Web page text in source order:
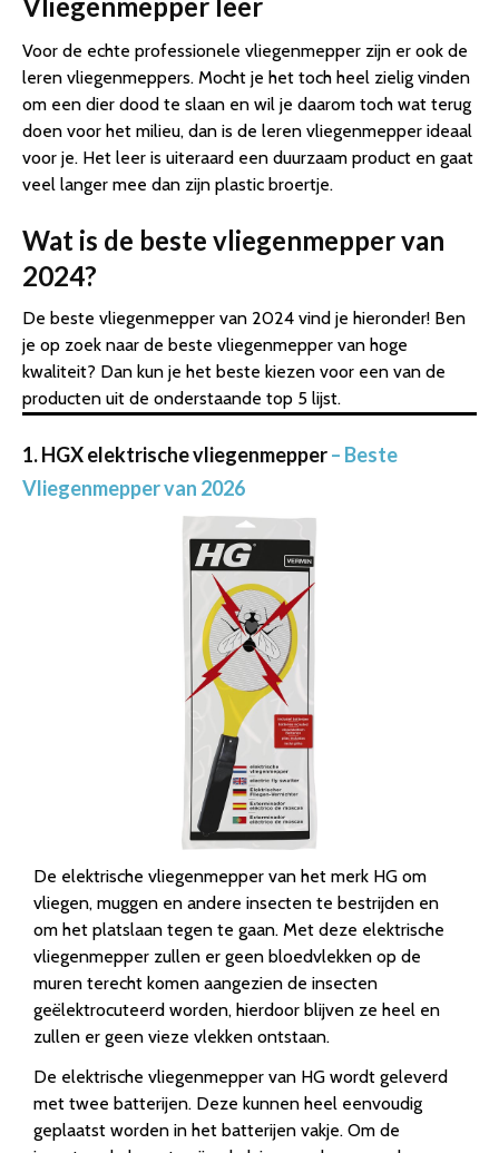
Voor de echte professionele vliegenmepper zijn er ook de
leren vliegenmeppers. Mocht je het toch heel zielig vinden
om een dier dood te slaan en wil je daarom toch wat terug
doen voor het milieu, dan is de leren vliegenmepper ideaal
voor je. Het leer is uiteraard een duurzaam product en gaat
veel langer mee dan zijn plastic broertje.
Wat is de beste vliegenmepper van
2024?
De beste vliegenmepper van 2024 vind je hieronder! Ben
je op zoek naar de beste vliegenmepper van hoge
kwaliteit? Dan kun je het beste kiezen voor een van de
producten uit de onderstaande top 5 lijst.
1. HGX elektrische vliegenmepper– Beste
Vliegenmepper van 2026
De elektrische vliegenmepper van het merk HG om
vliegen, muggen en andere insecten te bestrijden en
om het platslaan tegen te gaan. Met deze elektrische
vliegenmepper zullen er geen bloedvlekken op de
muren terecht komen aangezien de insecten
geëlektrocuteerd worden, hierdoor blijven ze heel en
zullen er geen vieze vlekken ontstaan.
De elektrische vliegenmepper van HG wordt geleverd
met twee batterijen. Deze kunnen heel eenvoudig
geplaatst worden in het batterijen vakje. Om de